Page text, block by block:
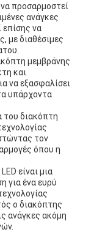
προσαρμοστεί
ανάγκες
να
με διαθέσιμες
μεμβράνης
και
να εξασφαλίσει
υπάρχοντα
του διακόπτη
τον
όπου η
είναι μια
για ένα ευρύ
ο διακόπτης
ανάγκες ακόμη